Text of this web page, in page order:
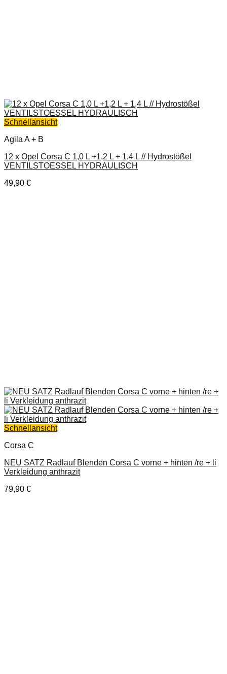
Schnellansicht
Agila A + B
12 x Opel Corsa C 1,0 L +1,2 L + 1,4 L // Hydrostößel
VENTILSTOESSEL HYDRAULISCH
49,90 €
Schnellansicht
Corsa C
NEU SATZ Radlauf Blenden Corsa C vorne + hinten /re + li
Verkleidung anthrazit
79,90 €